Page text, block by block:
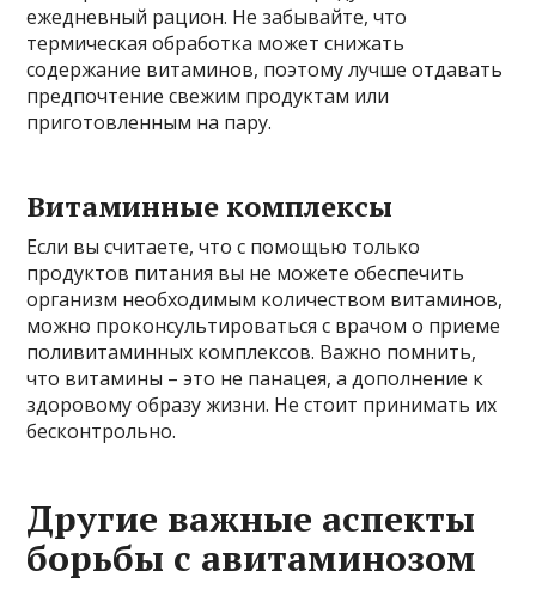
ежедневный рацион. Не забывайте, что
термическая обработка может снижать
содержание витаминов, поэтому лучше отдавать
предпочтение свежим продуктам или
приготовленным на пару.
Витаминные комплексы
Если вы считаете, что с помощью только
продуктов питания вы не можете обеспечить
организм необходимым количеством витаминов,
можно проконсультироваться с врачом о приеме
поливитаминных комплексов. Важно помнить,
что витамины – это не панацея, а дополнение к
здоровому образу жизни. Не стоит принимать их
бесконтрольно.
Другие важные аспекты
борьбы с авитаминозом